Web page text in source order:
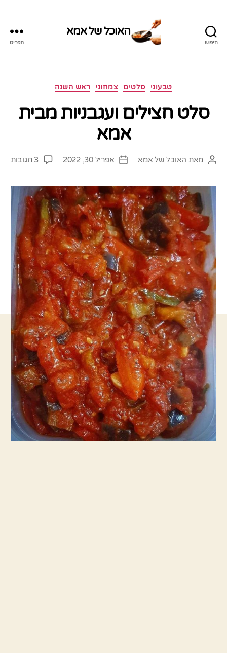
חיפוש
האוכל של אמא
תפריט
קטגוריות טבעוני סלטים צמחוני ראש השנה
סלט חצילים ועגבניות מבית
אמא
המחבר
מאת האוכל של אמא
תאריךאפריל 30, 2022 3 תגובות